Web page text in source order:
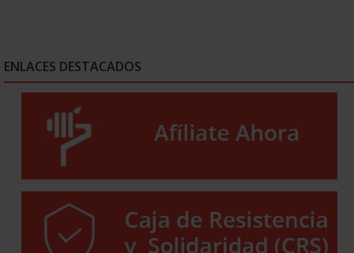
ENLACES DESTACADOS